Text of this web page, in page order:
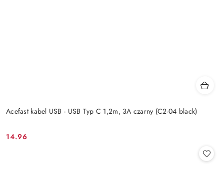
Acefast kabel USB - USB Typ C 1,2m, 3A czarny (C2-04 black)
Cena:
14.96